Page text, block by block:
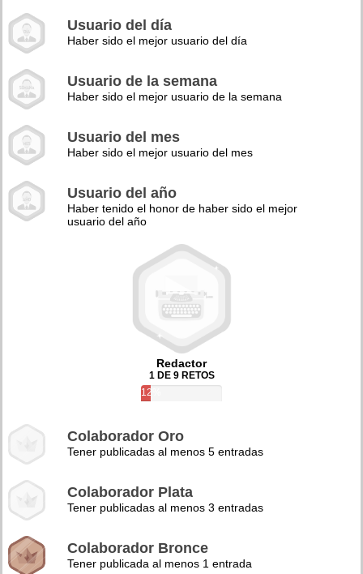
Usuario del día
Haber sido el mejor usuario del día
Usuario de la semana
Haber sido el mejor usuario de la semana
Usuario del mes
Haber sido el mejor usuario del mes
Usuario del año
Haber tenido el honor de haber sido el mejor
usuario del año
Redactor
1 DE 9 RETOS
12%
Colaborador Oro
Tener publicadas al menos 5 entradas
Colaborador Plata
Tener publicadas al menos 3 entradas
Colaborador Bronce
Tener publicada al menos 1 entrada